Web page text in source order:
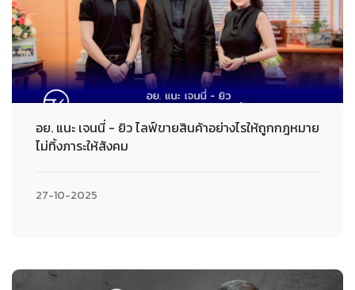
อย. แนะ เจนนี่ - ยิว ไลฟ์ขายสินค้าอย่างไรให้ถูกกฎหมาย
ไม่ทิ้งภาระให้สังคม
27-10-2025